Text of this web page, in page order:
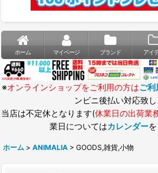
ホーム マイページ ブランド アイ
※オンラインショップをご利用の方はご利
ンビニ後払い対応致し
当店は不定休となります(休業日の出荷業
業日についてはカレンダー
ホーム > ANIMALIA > GOODS,雑貨,小物